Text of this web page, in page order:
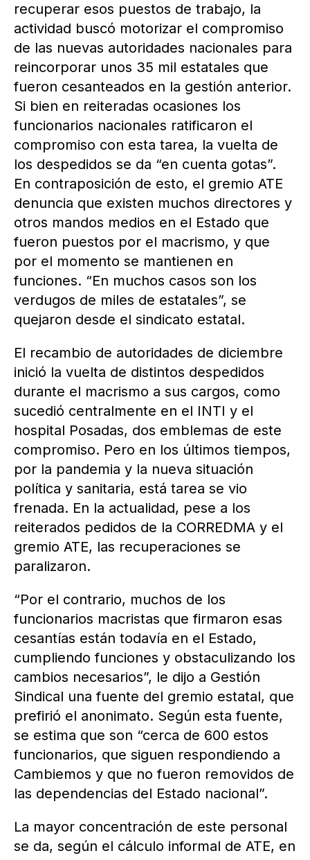
recuperar esos puestos de trabajo, la
actividad buscó motorizar el compromiso
de las nuevas autoridades nacionales para
reincorporar unos 35 mil estatales que
fueron cesanteados en la gestión anterior.
Si bien en reiteradas ocasiones los
funcionarios nacionales ratificaron el
compromiso con esta tarea, la vuelta de
los despedidos se da “en cuenta gotas”.
En contraposición de esto, el gremio ATE
denuncia que existen muchos directores y
otros mandos medios en el Estado que
fueron puestos por el macrismo, y que
por el momento se mantienen en
funciones. “En muchos casos son los
verdugos de miles de estatales”, se
quejaron desde el sindicato estatal.
El recambio de autoridades de diciembre
inició la vuelta de distintos despedidos
durante el macrismo a sus cargos, como
sucedió centralmente en el INTI y el
hospital Posadas, dos emblemas de este
compromiso. Pero en los últimos tiempos,
por la pandemia y la nueva situación
política y sanitaria, está tarea se vio
frenada. En la actualidad, pese a los
reiterados pedidos de la CORREDMA y el
gremio ATE, las recuperaciones se
paralizaron.
“Por el contrario, muchos de los
funcionarios macristas que firmaron esas
cesantías están todavía en el Estado,
cumpliendo funciones y obstaculizando los
cambios necesarios”, le dijo a Gestión
Sindical una fuente del gremio estatal, que
prefirió el anonimato. Según esta fuente,
se estima que son “cerca de 600 estos
funcionarios, que siguen respondiendo a
Cambiemos y que no fueron removidos de
las dependencias del Estado nacional”.
La mayor concentración de este personal
se da, según el cálculo informal de ATE, en